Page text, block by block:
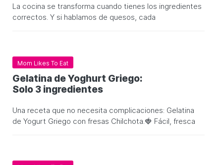
La cocina se transforma cuando tienes los ingredientes
correctos. Y si hablamos de quesos, cada
Mom Likes To Eat
Gelatina de Yoghurt Griego:
Solo 3 ingredientes
Una receta que no necesita complicaciones: Gelatina
de Yogurt Griego con fresas Chilchota.🍓 Fácil, fresca